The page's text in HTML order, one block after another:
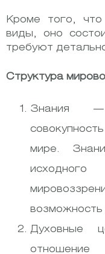
Кроме того, что
виды, оно
требуют
Структура
Знания —
мире.
Духовные